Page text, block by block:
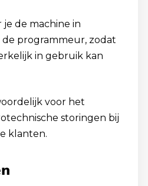
je de machine in
programmeur, zodat
in gebruik kan
voor het
storingen bij
klanten.